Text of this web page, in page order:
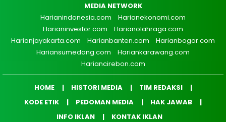
MEDIA NETWORK
Harianindonesia.com
Harianekonomi.com
Harianinvestor.com
Harianolahraga.com
Harianjayakarta.com
Harianbanten.com
Harianbogor.com
Hariansumedang.com
Hariankarawang.com
Hariancirebon.com
HOME HISTORI MEDIA
TIM REDAKSI
KODE ETIK
PEDOMAN MEDIA
HAK JAWAB
INFO IKLAN
KONTAK IKLAN